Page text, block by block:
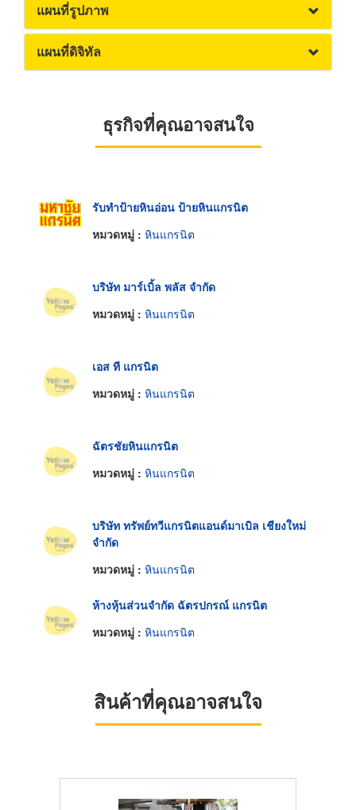
แผนที่รูปภาพ
แผนที่ดิจิทัล
ธุรกิจที่คุณอาจสนใจ
รับทำป้ายหินอ่อน ป้ายหินแกรนิต
หมวดหมู่ : หินแกรนิต
บริษัท มาร์เบิ้ล พลัส จำกัด
หมวดหมู่ : หินแกรนิต
เอส ที แกรนิต
หมวดหมู่ : หินแกรนิต
ฉัตรชัยหินแกรนิต
หมวดหมู่ : หินแกรนิต
บริษัท ทรัพย์ทวีแกรนิตแอนด์มาเบิล เชียงใหม่
จำกัด
หมวดหมู่ : หินแกรนิต
ห้างหุ้นส่วนจำกัด ฉัตรปกรณ์ แกรนิต
หมวดหมู่ : หินแกรนิต
สินค้าที่คุณอาจสนใจ